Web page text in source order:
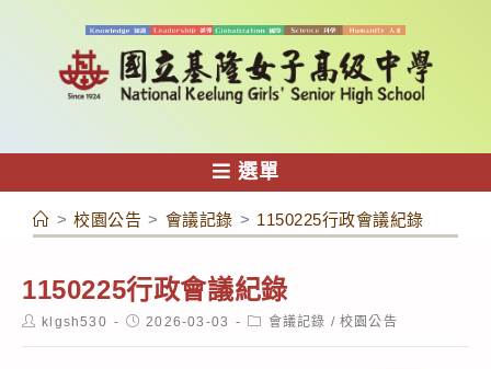
容
選單
> 校園公告 > 會議記錄 > 1150225行政會議紀錄
1150225行政會議紀錄
Postklgsh530
Post2026-03-03
Post會議記錄 / 校園公告